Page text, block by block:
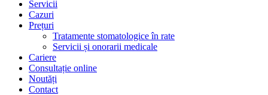
Servicii
Cazuri
Prețuri
Tratamente stomatologice în rate
Servicii și onorarii medicale
Cariere
Consultație online
Noutăți
Contact